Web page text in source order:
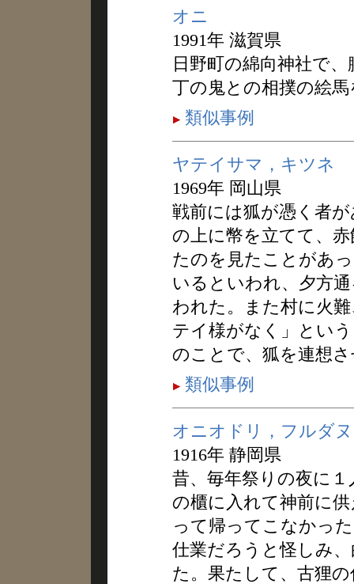
オニ
1991年 滋賀県
日野町の綿向神社で
丁の鬼との相撲の絵
類似事例
ヤテイサマ，キツネ
1969年 岡山県
戦前には狐が憑く者
の上に幣を立てて、
たのを見たことがあ
いるといわれ、夕方
われた。また村に火
テイ様がなく」とい
のことで、狐を連想
類似事例
オニオドリ，フルダ
1916年 静岡県
昔、毎年祭りの夜に
の櫃に入れて神前に
って帰ってこなかっ
仕業だろうと怪しみ
た。果たして、古狸